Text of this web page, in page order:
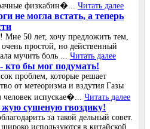
физкабин�... Читать далее
не могла встать, а теперь
Мне 50 лет, хочу предложить тем,
очень простой, но действенный
мучить боль ... Читать далее
кто бы мог подумать!
проблем, которые решает
от метеоризма и вздутия Газы
испускае�... Читать далее
жую сушеную гвоздику!
за такой дельный совет.
используются в китайской